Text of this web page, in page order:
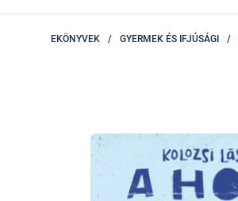
EKÖNYVEK / GYERMEK ÉS IFJÚSÁGI /